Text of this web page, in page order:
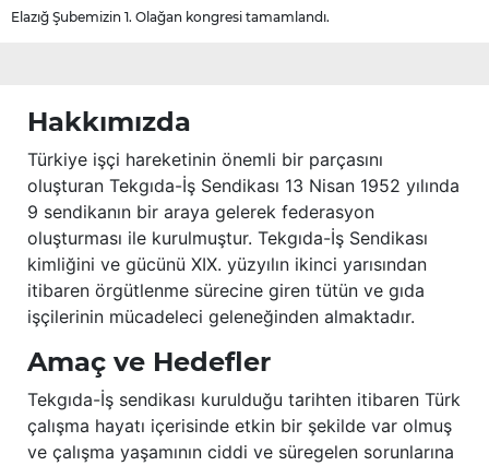
Elazığ Şubemizin 1. Olağan kongresi tamamlandı.
Hakkımızda
Türkiye işçi hareketinin önemli bir parçasını
oluşturan Tekgıda-İş Sendikası 13 Nisan 1952 yılında
9 sendikanın bir araya gelerek federasyon
oluşturması ile kurulmuştur. Tekgıda-İş Sendikası
kimliğini ve gücünü XIX. yüzyılın ikinci yarısından
itibaren örgütlenme sürecine giren tütün ve gıda
işçilerinin mücadeleci geleneğinden almaktadır.
Amaç ve Hedefler
Tekgıda-İş sendikası kurulduğu tarihten itibaren Türk
çalışma hayatı içerisinde etkin bir şekilde var olmuş
ve çalışma yaşamının ciddi ve süregelen sorunlarına